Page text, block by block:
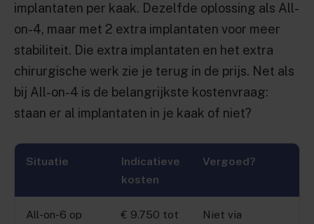
implantaten per kaak. Dezelfde oplossing als All-
on-4, maar met 2 extra implantaten voor meer
stabiliteit. Die extra implantaten en het extra
chirurgische werk zie je terug in de prijs. Net als
bij All-on-4 is de belangrijkste kostenvraag:
staan er al implantaten in je kaak of niet?
Situatie
Indicatieve
kosten
Vergoed?
All-on-6 op
€ 9.750 tot
Niet via